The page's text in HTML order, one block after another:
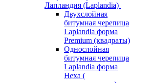
Лапландия (Laplandia)
Двухслойная
битумная черепица
Laplandia форма
Premium (квадраты)
Однослойная
битумная черепица
Laplandia форма
Hexa (